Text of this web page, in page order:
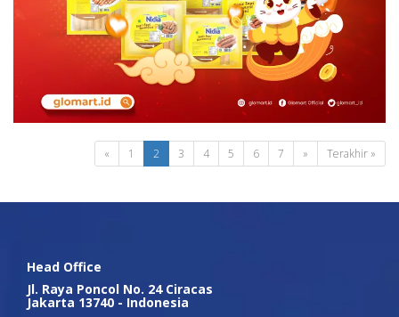
« 1 2 3 4 5 6 7 » Terakhir »
Head Office
Jl. Raya Poncol No. 24 Ciracas
Jakarta 13740 - Indonesia